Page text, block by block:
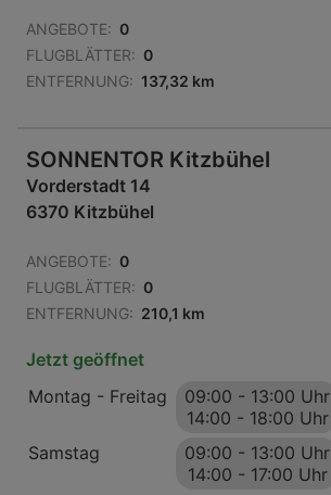
ANGEBOTE: 0
FLUGBLÄTTER: 0
ENTFERNUNG: 137,32 km
SONNENTOR Kitzbühel
Vorderstadt 14
6370 Kitzbühel
ANGEBOTE: 0
FLUGBLÄTTER: 0
ENTFERNUNG: 210,1 km
Jetzt geöffnet
Montag - Freitag
09:00 - 13:00 Uhr
14:00 - 18:00 Uhr
Samstag
09:00 - 13:00 Uhr
14:00 - 17:00 Uhr